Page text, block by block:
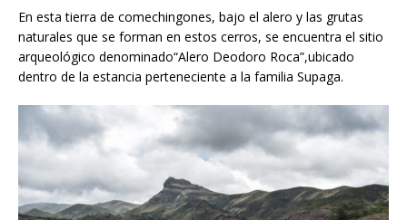
En esta tierra de comechingones, bajo el alero y las grutas
naturales que se forman en estos cerros, se encuentra el sitio
arqueológico denominado“Alero Deodoro Roca”,ubicado
dentro de la estancia perteneciente a la familia Supaga.